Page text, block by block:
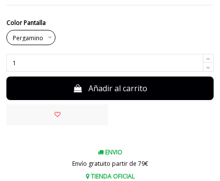
Color Pantalla
Añadir al carrito
ENVIO
Envío gratuito partir de 79€
TIENDA OFICIAL